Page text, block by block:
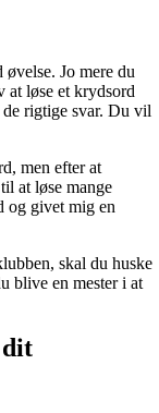
Jo mere du
at løse et krydsord
rigtige svar. Du vil
men efter at
at løse mange
og givet mig en
skal du huske
blive en mester i at
dit